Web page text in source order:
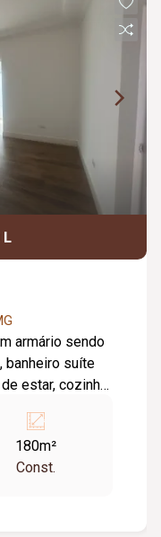
armário sendo
banheiro suíte
estar, cozinha
espaço
garagem 02
câmera de
180m²
Const.